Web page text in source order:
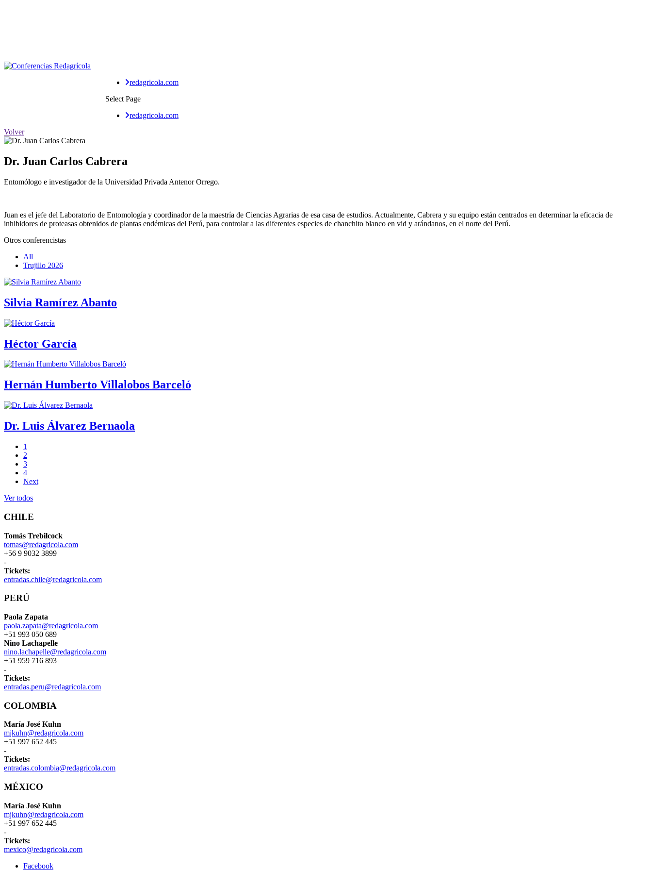
redagricola.com
Select Page
redagricola.com
Volver
Dr. Juan Carlos Cabrera
Entomólogo e investigador de la Universidad Privada Antenor Orrego.
Juan es el jefe del Laboratorio de Entomología y coordinador de la maestría de Ciencias Agrarias de esa casa de estudios. Actualmente, Cabrera y su equipo están centrados en determinar la eficacia de
inhibidores de proteasas obtenidos de plantas endémicas del Perú, para controlar a las diferentes especies de chanchito blanco en vid y arándanos, en el norte del Perú.
Otros conferencistas
All
Trujillo 2026
Silvia Ramírez Abanto
Héctor García
Hernán Humberto Villalobos Barceló
Dr. Luis Álvarez Bernaola
1
2
3
4
Next
Ver todos
CHILE
Tomás Trebilcock
tomas@redagricola.com
+56 9 9032 3899
-
Tickets:
entradas.chile@redagricola.com
PERÚ
Paola Zapata
paola.zapata@redagricola.com
+51 993 050 689
Nino Lachapelle
nino.lachapelle@redagricola.com
+51 959 716 893
-
Tickets:
entradas.peru@redagricola.com
COLOMBIA
María José Kuhn
mjkuhn@redagricola.com
+51 997 652 445
-
Tickets:
entradas.colombia@redagricola.com
MÉXICO
María José Kuhn
mjkuhn@redagricola.com
+51 997 652 445
-
Tickets:
mexico@redagricola.com
Facebook